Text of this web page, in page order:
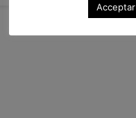
Acceptar